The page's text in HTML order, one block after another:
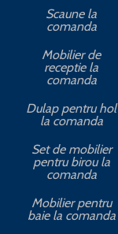
Scaune la
comanda
Mobilier de
receptie la
comanda
Dulap pentru hol
la comanda
Set de mobilier
pentru birou la
comanda
Mobilier pentru
baie la comanda